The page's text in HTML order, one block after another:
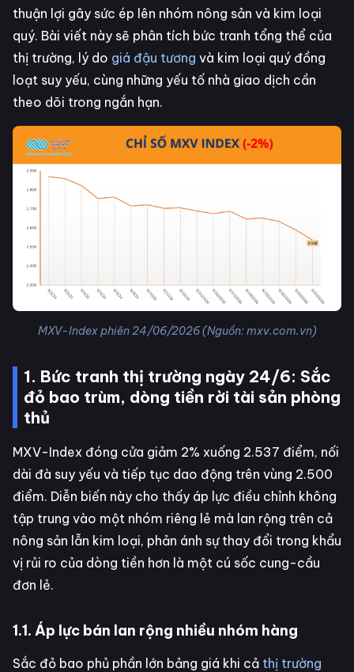
thuận lợi gây sức ép lên nhóm nông sản và kim loại
quý. Bài viết này sẽ phân tích bức tranh tổng thể của
thị trường, lý do giá đậu tương và kim loại quý đồng
loạt suy yếu, cùng những yếu tố nhà giao dịch cần
theo dõi trong ngắn hạn.
MXV-Index phiên 24/06/2026 (Nguồn: mxv.com.vn)
1. Bức tranh thị trường ngày 24/6: Sắc
đỏ bao trùm, dòng tiền rời tài sản phòng
thủ
MXV-Index đóng cửa giảm 2% xuống 2.537 điểm, nối
dài đà suy yếu và tiếp tục dao động trên vùng 2.500
điểm. Diễn biến này cho thấy áp lực điều chỉnh không
tập trung vào một nhóm riêng lẻ mà lan rộng trên cả
nông sản lẫn kim loại, phản ánh sự thay đổi trong khẩu
vị rủi ro của dòng tiền hơn là một cú sốc cung-cầu
đơn lẻ.
1.1. Áp lực bán lan rộng nhiều nhóm hàng
Sắc đỏ bao phủ phần lớn bảng giá khi cả thị trường